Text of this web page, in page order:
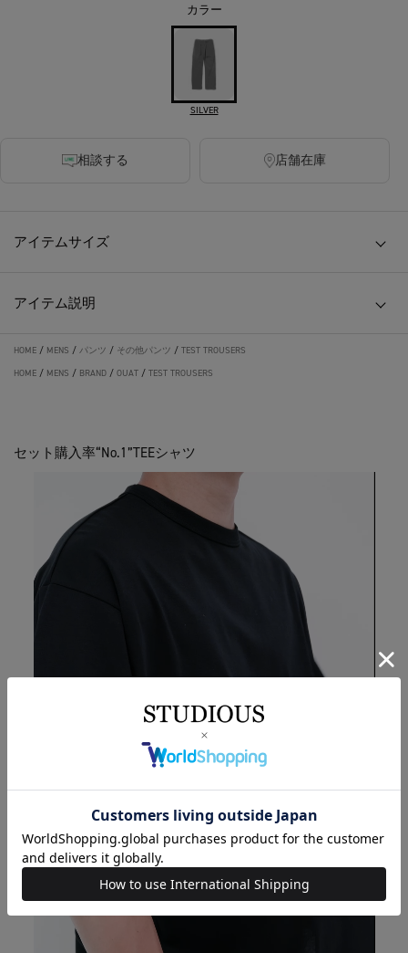
カラー
SILVER
相談する 店舗在庫
アイテムサイズ
アイテム説明
HOME / MENS / パンツ / その他パンツ / TEST TROUSERS
HOME / MENS / BRAND / OUAT / TEST TROUSERS
セット購入率“No.1”TEEシャツ